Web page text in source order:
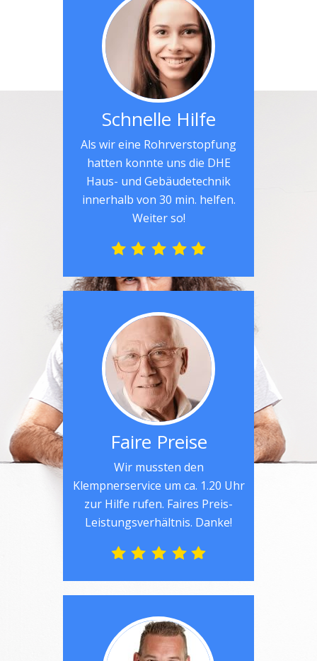
Schnelle Hilfe
Als wir eine Rohrverstopfung
hatten konnte uns die DHE
Haus- und Gebäudetechnik
innerhalb von 30 min. helfen.
Weiter so!
Faire Preise
Wir mussten den
Klempnerservice um ca. 1.20 Uhr
zur Hilfe rufen. Faires Preis-
Leistungsverhältnis. Danke!